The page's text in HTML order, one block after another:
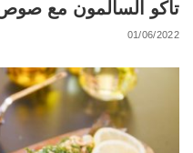
تاكو السالمون مع صوص
01/06/2022